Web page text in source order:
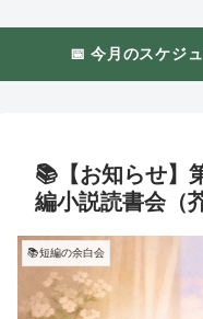
📅 今月のスケジ
📚【お知らせ】
編小説読書会（
📚短編の余白会